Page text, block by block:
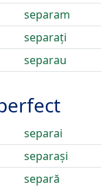
separam
separați
separau
separai
separași
separă